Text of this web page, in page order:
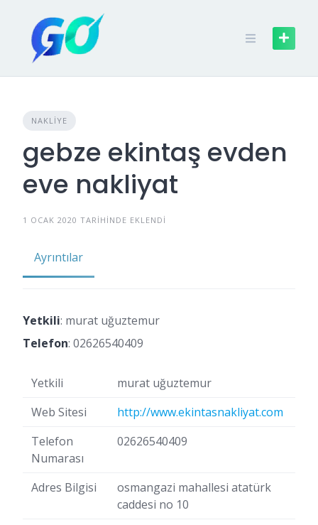
NAKLIYE
gebze ekintaş evden
eve nakliyat
1 OCAK 2020 TARIHINDE EKLENDI
Ayrıntılar
Yetkili: murat uğuztemur
Telefon: 02626540409
Yetkili
murat uğuztemur
Web Sitesi
http://www.ekintasnakliyat.com
Telefon
Numarası
02626540409
Adres Bilgisi
osmangazi mahallesi atatürk
caddesi no 10